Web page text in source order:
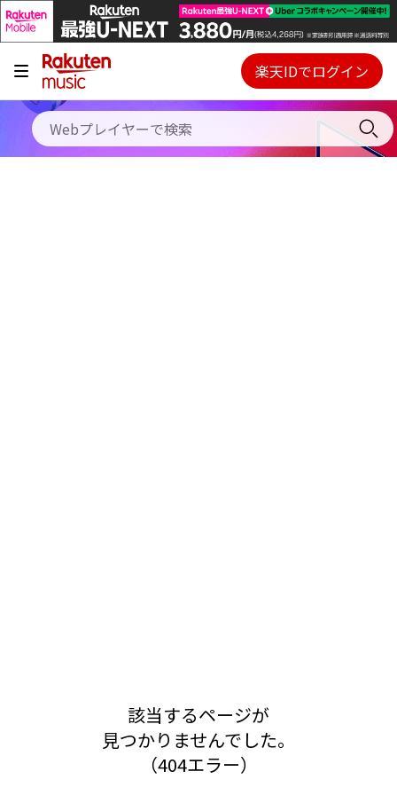
キャンペーン
料金プラン
使い方
Webプレイヤー
ご契約内容の確認・変更
楽天IDでログイン
該当するページが
見つかりませんでした。
（404エラー）